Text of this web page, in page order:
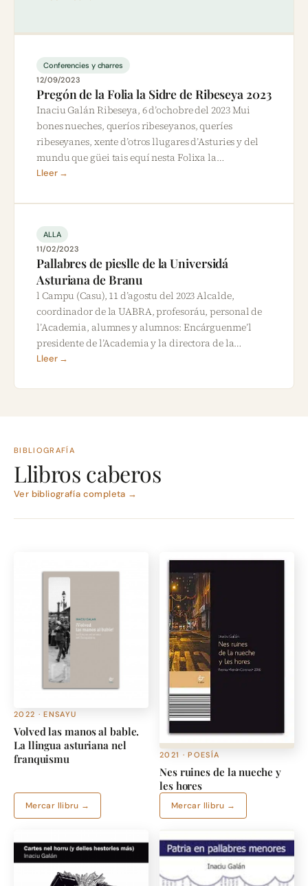
Conferencies y charres
12/09/2023
Pregón de la Folia la Sidre de Ribeseya 2023
Inaciu Galán Ribeseya, 6 d’ochobre del 2023 Mui
bones nueches, queríos ribeseyanos, queríes
ribeseyanes, xente d’otros llugares d’Asturies y del
mundu que güei tais equí nesta Folixa la…
Lleer →
ALLA
11/02/2023
Pallabres de pieslle de la Universidá
Asturiana de Branu
l Campu (Casu), 11 d’agostu del 2023 Alcalde,
coordinador de la UABRA, profesoráu, personal de
l’Academia, alumnes y alumnos: Encárguenme’l
presidente de l’Academia y la directora de la…
Lleer →
BIBLIOGRAFÍA
Llibros caberos
Ver bibliografía completa →
2022 · ENSAYU
Volved las manos al bable.
La llingua asturiana nel
franquismu
Mercar llibru →
2021 · POESÍA
Nes ruines de la nueche y
les hores
Mercar llibru →